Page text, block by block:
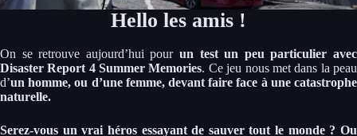
Hello les amis !
On se retrouve aujourd’hui pour un test un peu particulier avec
Disaster Report 4 Summer Memories. Ce jeu nous met dans la peau
d’un homme, ou d’une femme, devant faire face à une catastrophe
naturelle.
Serez-vous un vrai héros essayant de sauver tout le monde ? Ou